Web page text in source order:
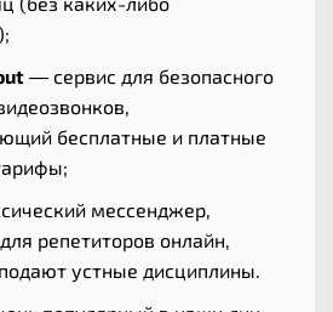
— сервис для безопасного
бесплатные и платные
мессенджер,
репетиторов онлайн,
устные дисциплины.